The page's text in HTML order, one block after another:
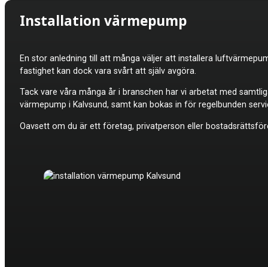
Installation värmepump
En stor anledning till att många väljer att installera
fastighet kan dock vara svårt att själv avgöra.
Tack vare våra många år i branschen har vi arbetat med
värmepump i Kalvsund, samt kan bokas in för regelbunden
Oavsett om du är ett företag, privatperson eller